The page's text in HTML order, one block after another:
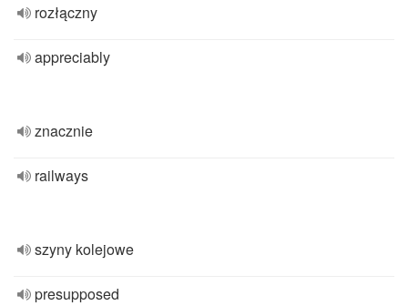
rozłączny
appreciably
znacznie
railways
szyny kolejowe
presupposed